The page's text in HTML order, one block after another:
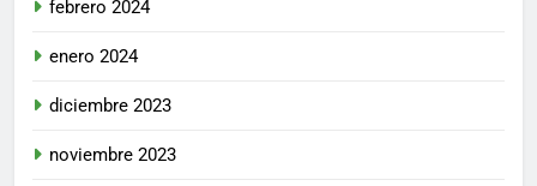
febrero 2024
enero 2024
diciembre 2023
noviembre 2023